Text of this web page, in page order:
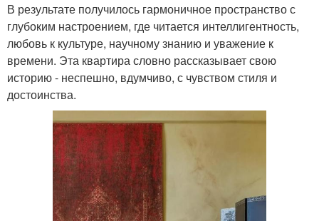
В результате получилось гармоничное пространство с
глубоким настроением, где читается интеллигентность,
любовь к культуре, научному знанию и уважение к
времени. Эта квартира словно рассказывает свою
историю - неспешно, вдумчиво, с чувством стиля и
достоинства.